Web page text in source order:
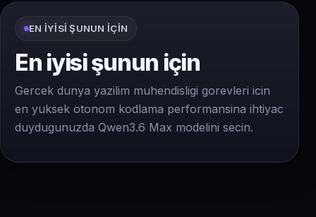
EN IYISI ŞUNUN IÇIN
En iyisi şunun için
Gercek dunya yazilim muhendisligi gorevleri icin
en yuksek otonom kodlama performansina ihtiyac
duydugunuzda Qwen3.6 Max modelini secin.